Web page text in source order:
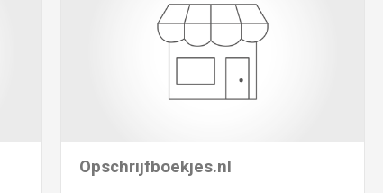
Opschrijfboekjes.nl